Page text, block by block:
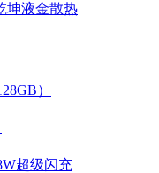
坤液金散热
超级闪充